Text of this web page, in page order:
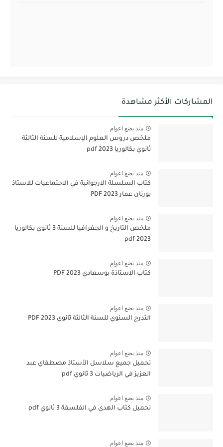
المشاركات الأكثر مشاهدة
منذ بضع اعوام
ملخص دروس العلوم الإسلامية للسنة الثالثة
ثانوي بكالوريا pdf 2023
منذ بضع اعوام
كتاب السلسلة الارجوانية في الاجتماعيات للاستاذ
بورنان عمار 2023 PDF
منذ بضع اعوام
ملخص التاريخ و الجغرافيا للسنة 3 ثانوي بكالوريا
pdf 2023
منذ بضع اعوام
كتاب الاستاذة بوسعادي 2023 PDF
منذ بضع اعوام
التدرج السنوي للسنة الثالثة ثانوي 2023 PDF
منذ بضع اعوام
تحميل جميع سلاسل الأستاذ مصطفاي عبد
العزيز في الرياضيات 3 ثانوي pdf
منذ بضع اعوام
تحميل كتاب الهدى في الفلسفة 3 ثانوي pdf
منذ بضع اعوام